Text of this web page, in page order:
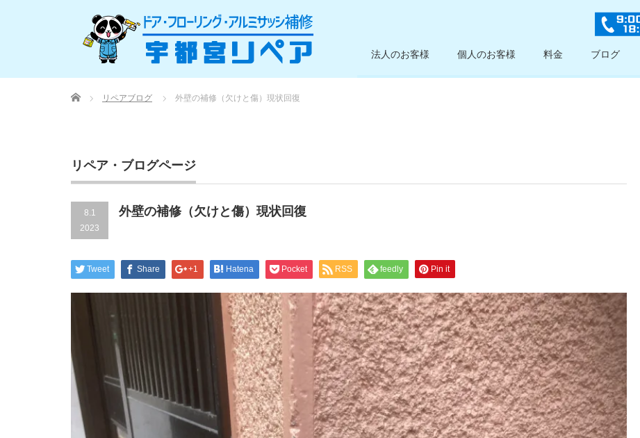
法人のお客様 個人のお客様 料金 ブログ
Home リペアブログ 外壁の補修（欠けと傷）現状回復
リペア・ブログページ
8.1
2023
外壁の補修（欠けと傷）現状回復
Tweet Share +1 Hatena Pocket RSS feedly Pin it